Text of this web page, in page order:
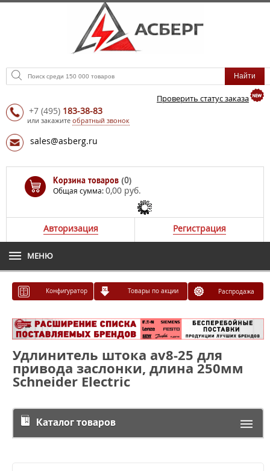
Проверить статус заказа
+7 (495) 183-38-83
или закажите обратный звонок
sales@asberg.ru
Корзина товаров (0)
Общая сумма:0,00 руб.
Авторизация Регистрация
МЕНЮ
Конфигуратор Товары по акции Распродажа
Удлинитель штока av8-25 для
привода заслонки, длина 250мм
Schneider Electric
Каталог товаров